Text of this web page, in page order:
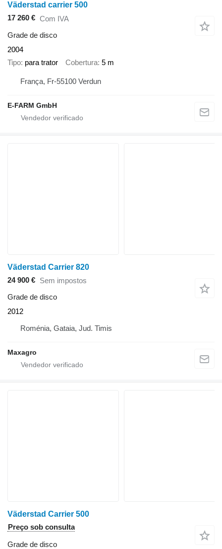
Väderstad carrier 500
17 260 € Com IVA
Grade de disco
2004
Tipo para trator Cobertura 5 m
França, Fr-55100 Verdun
E-FARM GmbH
Väderstad Carrier 820
24 900 € Sem impostos
Grade de disco
2012
Roménia, Gataia, Jud. Timis
Maxagro
Väderstad Carrier 500
Preço sob consulta
Grade de disco